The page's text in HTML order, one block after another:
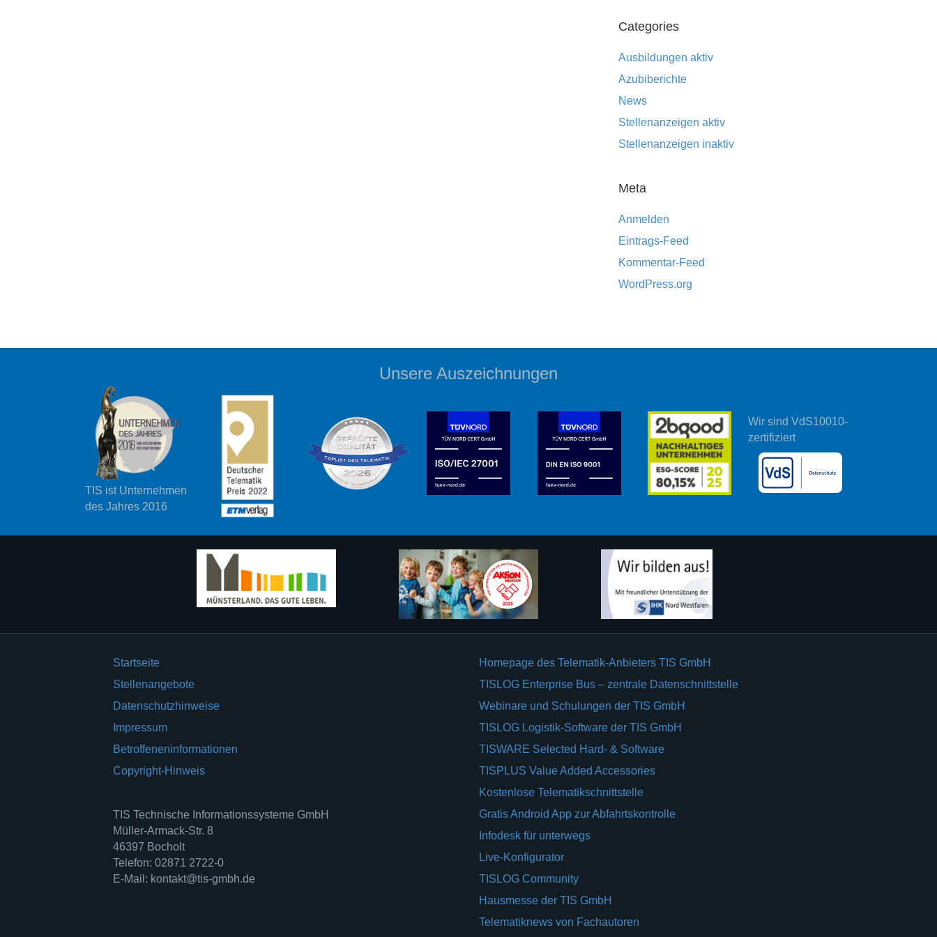
Categories
Ausbildungen aktiv
Azubiberichte
News
Stellenanzeigen aktiv
Stellenanzeigen inaktiv
Meta
Anmelden
Eintrags-Feed
Kommentar-Feed
WordPress.org
Unsere Auszeichnungen
TIS ist Unternehmen
des Jahres 2016
Wir sind VdS10010-
zertifiziert
Startseite
Stellenangebote
Datenschutzhinweise
Impressum
Betroffeneninformationen
Copyright-Hinweis
TIS Technische Informationssysteme GmbH
Müller-Armack-Str. 8
46397 Bocholt
Telefon: 02871 2722-0
E-Mail: kontakt@tis-gmbh.de
Homepage des Telematik-Anbieters TIS GmbH
TISLOG Enterprise Bus – zentrale Datenschnittstelle
Webinare und Schulungen der TIS GmbH
TISLOG Logistik-Software der TIS GmbH
TISWARE Selected Hard- & Software
TISPLUS Value Added Accessories
Kostenlose Telematikschnittstelle
Gratis Android App zur Abfahrtskontrolle
Infodesk für unterwegs
Live-Konfigurator
TISLOG Community
Hausmesse der TIS GmbH
Telematiknews von Fachautoren